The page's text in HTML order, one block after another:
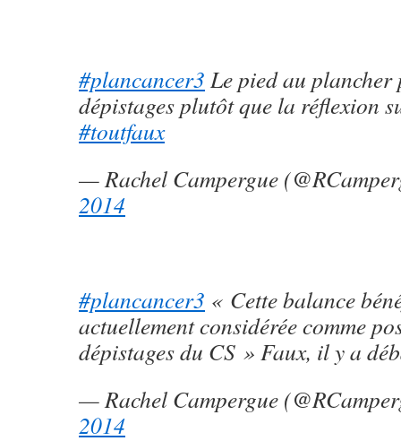
#plancancer3 Le pied au plancher
dépistages plutôt que la réflexion
#toutfaux
— Rachel Campergue
2014
#plancancer3 « Cette balance
actuellement considérée comme
dépistages du CS » Faux, il y a
— Rachel Campergue
2014